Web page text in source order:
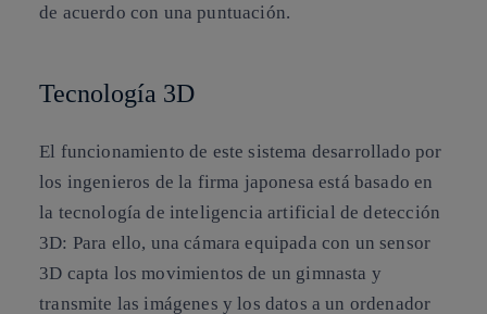
de acuerdo con una puntuación.
Tecnología 3D
El funcionamiento de este sistema desarrollado por
los ingenieros de la firma japonesa está basado en
la tecnología de inteligencia artificial de detección
3D: Para ello, una cámara equipada con unsensor
3D capta los movimientos de un gimnasta y
transmite las imágenes y los datos a un ordenador